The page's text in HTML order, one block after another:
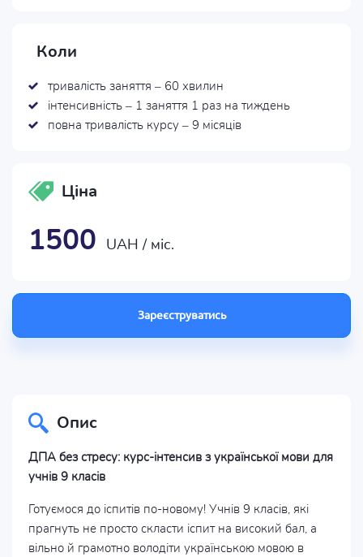
Коли
тривалість заняття – 60 хвилин
інтенсивність – 1 заняття 1 раз на тиждень
повна тривалість курсу – 9 місяців
Ціна
1500 UAH / міс.
Зареєструватись
Опис
ДПА без стресу: курс-інтенсив з української мови для
учнів 9 класів
Готуємося до іспитів по-новому! Учнів 9 класів, які
прагнуть не просто скласти іспит на високий бал, а
вільно й грамотно володіти українською мовою в